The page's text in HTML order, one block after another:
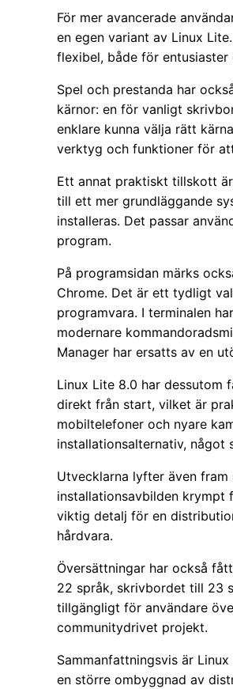
För mer avancerade
en egen variant av Linux
flexibel, både för
Spel och prestanda har
kärnor: en för vanligt
enklare kunna välja rätt
verktyg och funktioner för
Ett annat praktiskt tillskott
till ett mer grundläggande
installeras. Det passar
program.
På programsidan märks
Chrome. Det är ett tydligt
programvara. I terminalen
modernare
Manager har ersatts av en
Linux Lite 8.0 har dessutom
direkt från start, vilket är
mobiltelefoner och nyare
installationsalternativ, något
Utvecklarna lyfter även
installationsavbilden krympt
viktig detalj för en
hårdvara.
Översättningar har också
22 språk, skrivbordet till 23
tillgängligt för användare
communitydrivet projekt.
Sammanfattningsvis är
en större ombyggnad av